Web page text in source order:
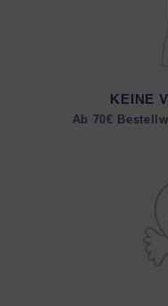
KEINE
Ab 70€